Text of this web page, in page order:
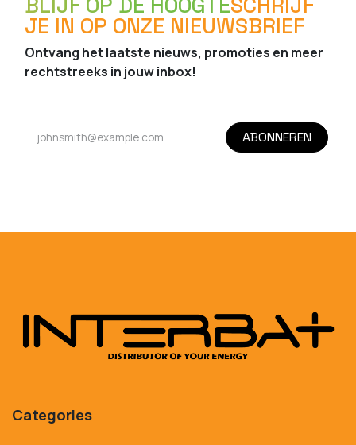
JE IN OP ONZE NIEUWSBRIEF
Ontvang het laatste nieuws, promoties en meer
rechtstreeks in jouw inbox!
ABONNEREN
Categories